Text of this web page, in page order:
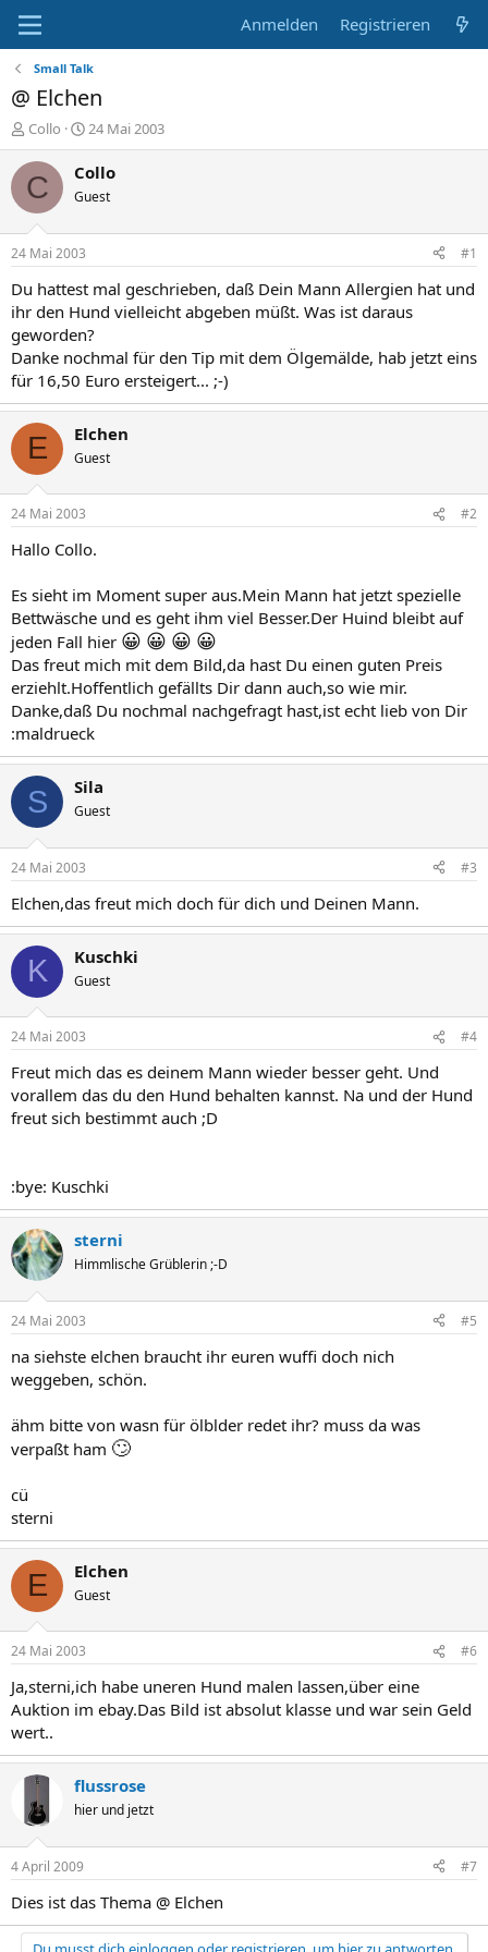
Anmelden Registrieren
Small Talk
@ Elchen
E
r
s
t
e
r
Collo
E
r
s
e
t
a
24 Mai 2003
C Collo
Guest
24 Mai 2003 #1
Du hattest mal geschrieben, daß Dein Mann Allergien hat und
ihr den Hund vielleicht abgeben müßt. Was ist daraus
geworden?
Danke nochmal für den Tip mit dem Ölgemälde, hab jetzt eins
für 16,50 Euro ersteigert... ;-)
E Elchen
Guest
24 Mai 2003 #2
Hallo Collo.
Es sieht im Moment super aus.Mein Mann hat jetzt spezielle
Bettwäsche und es geht ihm viel Besser.Der Huind bleibt auf
jeden Fall hier 😀 😀 😀 😀
Das freut mich mit dem Bild,da hast Du einen guten Preis
erziehlt.Hoffentlich gefällts Dir dann auch,so wie mir.
Danke,daß Du nochmal nachgefragt hast,ist echt lieb von Dir
:maldrueck
S Sila
Guest
24 Mai 2003 #3
Elchen,das freut mich doch für dich und Deinen Mann.
K Kuschki
Guest
24 Mai 2003 #4
Freut mich das es deinem Mann wieder besser geht. Und
vorallem das du den Hund behalten kannst. Na und der Hund
freut sich bestimmt auch ;D
:bye: Kuschki
sterni
Himmlische Grüblerin ;-D
24 Mai 2003 #5
na siehste elchen braucht ihr euren wuffi doch nich
weggeben, schön.
ähm bitte von wasn für ölblder redet ihr? muss da was
verpaßt ham 🙄
cü
sterni
E Elchen
Guest
24 Mai 2003 #6
Ja,sterni,ich habe uneren Hund malen lassen,über eine
Auktion im ebay.Das Bild ist absolut klasse und war sein Geld
wert..
flussrose
hier und jetzt
4 April 2009 #7
Dies ist das Thema @ Elchen